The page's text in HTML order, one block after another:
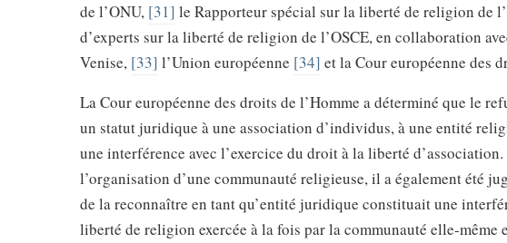
de l’ONU, [31] le Rapporteur spécial sur la liberté de religion de
d’experts sur la liberté de religion de l’OSCE, en collaboration
Venise, [33] l’Union européenne [34] et la Cour européenne des
La Cour européenne des droits de l’Homme a déterminé que le
un statut juridique à une association d’individus, à une entité
une interférence avec l’exercice du droit à la liberté
l’organisation d’une communauté religieuse, il a également été
de la reconnaître en tant qu’entité juridique constituait une
liberté de religion exercée à la fois par la communauté elle-même